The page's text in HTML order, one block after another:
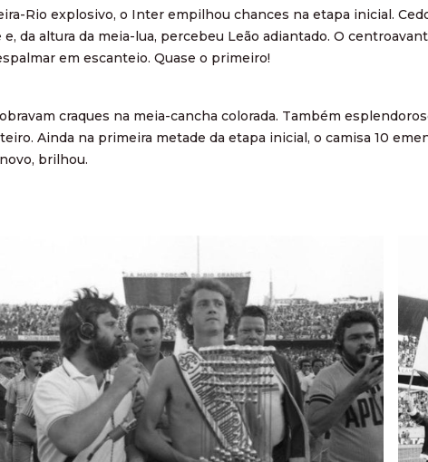
Rio explosivo, o Inter empilhou chances na etapa inicial.
e, da altura da meia-lua, percebeu Leão adiantado. O
em escanteio. Quase o primeiro!
craques na meia-cancha colorada. Também
Ainda na primeira metade da etapa inicial, o camisa 10
brilhou.